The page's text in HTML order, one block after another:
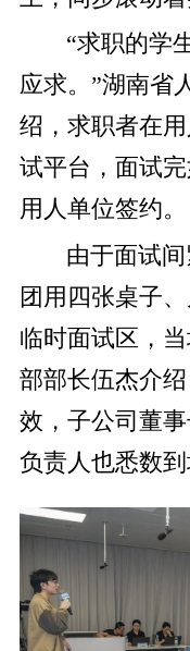
“求职的学
应求。”湖南省
绍，求职者在
试平台，面试
用人单位签约。
由于面试
团用四张桌子
临时面试区，
部部长伍杰介
效，子公司董
负责人也悉数